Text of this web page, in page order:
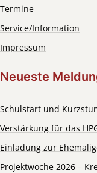
Termine
Service/Information
Impressum
Neueste
Schulstart und
Verstärkung für das
Einladung zur
Projektwoche 2026 –